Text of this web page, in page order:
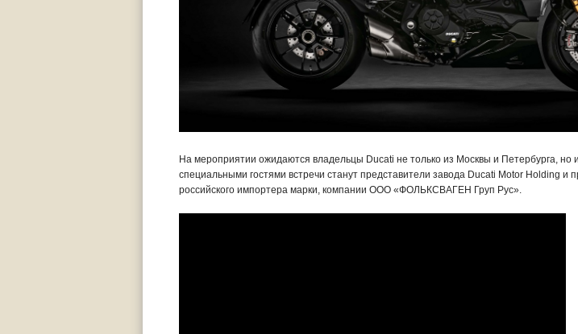
На мероприятии ожидаются владельцы Ducati не только из Москвы и Петербурга, но и
специальными гостями встречи станут представители завода Ducati Motor Holding и
российского импортера марки, компании ООО «ФОЛЬКСВАГЕН Груп Рус».